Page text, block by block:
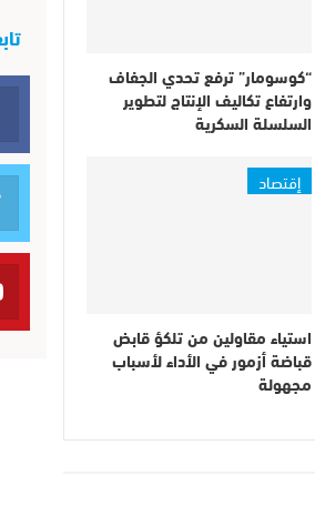
“كوسومار” ترفع تحدي الجفاف
وارتفاع تكاليف الإنتاج لتطوير
السلسلة السكرية
إقتصاد
استياء مقاولين من تلكؤ قابض
قباضة أزمور في الأداء لأسباب
مجهولة